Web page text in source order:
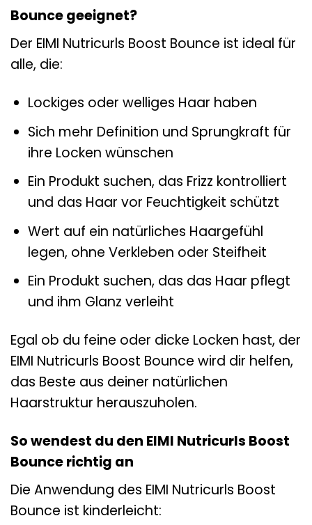
Bounce geeignet?
Der EIMI Nutricurls Boost Bounce ist ideal für
alle, die:
Lockiges oder welliges Haar haben
Sich mehr Definition und Sprungkraft für
ihre Locken wünschen
Ein Produkt suchen, das Frizz kontrolliert
und das Haar vor Feuchtigkeit schützt
Wert auf ein natürliches Haargefühl
legen, ohne Verkleben oder Steifheit
Ein Produkt suchen, das das Haar pflegt
und ihm Glanz verleiht
Egal ob du feine oder dicke Locken hast, der
EIMI Nutricurls Boost Bounce wird dir helfen,
das Beste aus deiner natürlichen
Haarstruktur herauszuholen.
So wendest du den EIMI Nutricurls Boost
Bounce richtig an
Die Anwendung des EIMI Nutricurls Boost
Bounce ist kinderleicht: